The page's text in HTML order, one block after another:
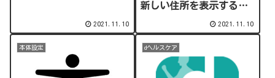
2021.11.10
新しい住所を表示する方
2021.11.10
本体設定 dヘルスケア